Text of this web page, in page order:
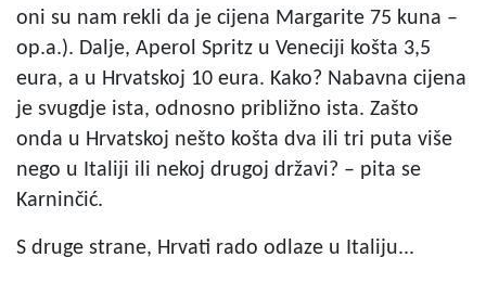
oni su nam rekli da je cijena Margarite 75 kuna –
op.a.). Dalje, Aperol Spritz u Veneciji košta 3,5
eura, a u Hrvatskoj 10 eura. Kako? Nabavna cijena
je svugdje ista, odnosno približno ista. Zašto
onda u Hrvatskoj nešto košta dva ili tri puta više
nego u Italiji ili nekoj drugoj državi? – pita se
Karninčić.
S druge strane, Hrvati rado odlaze u Italiju...